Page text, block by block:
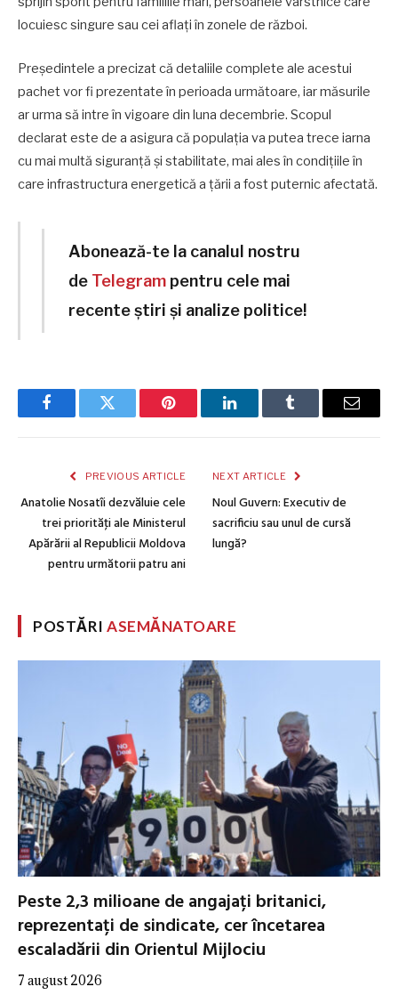
locuiesc singure sau cei aflaţi în zonele de război.
Preşedintele a precizat că detaliile complete ale acestui
pachet vor fi prezentate în perioada următoare, iar măsurile
ar urma să intre în vigoare din luna decembrie. Scopul
declarat este de a asigura că populaţia va putea trece iarna
cu mai multă siguranţă şi stabilitate, mai ales în condiţiile în
care infrastructura energetică a ţării a fost puternic afectată.
Abonează-te la canalul nostru
de Telegram pentru cele mai
recente știri și analize politice!
FacebookTwitter Pinterest LinkedInTumblr Email
PREVIOUS ARTICLE
Anatolie Nosatîi dezvăluie cele
trei priorităţi ale Ministerul
Apărării al Republicii Moldova
pentru următorii patru ani
NEXT ARTICLE
Noul Guvern: Executiv de
sacrificiu sau unul de cursă
lungă?
POSTĂRIASEMĂNATOARE
Peste 2,3 milioane de angajați britanici,
reprezentați de sindicate, cer încetarea
escaladării din Orientul Mijlociu
7 august 2026